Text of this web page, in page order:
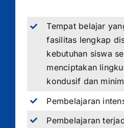
Tempat belajar
fasilitas lengkap
kebutuhan siswa
menciptakan
kondusif dan
Pembelajaran
Pembelajaran